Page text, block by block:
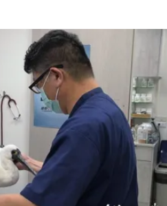
想幫動物說聲公道話。因為對受
則都是一樣的。對於國人也是
目前台灣黑熊屬於法定瀕臨絕
非法狩獵，在保育管理上，我們
生。近年來，台灣黑熊保育推